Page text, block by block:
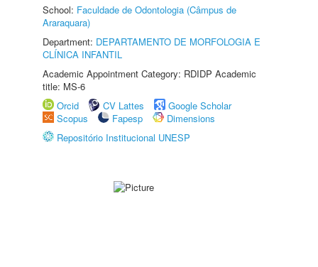
School: Faculdade de Odontologia (Câmpus de
Araraquara)
Department: DEPARTAMENTO DE MORFOLOGIA E
CLÍNICA INFANTIL
Academic Appointment Category: RDIDP Academic
title: MS-6
Orcid
CV Lattes
Google Scholar
Scopus
Fapesp
Dimensions
Repositório Institucional UNESP